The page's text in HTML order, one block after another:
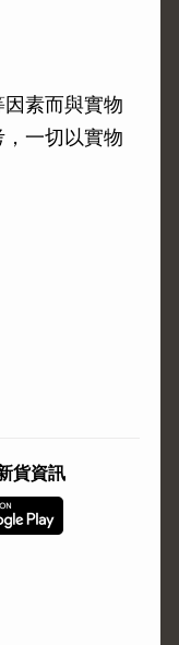
素而與實物
一切以實物
貨資訊